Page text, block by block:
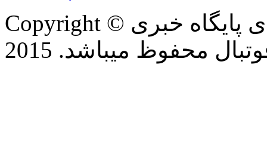
Copyright © تمام حقوق این وب سایت برای پایگاه خبری
محفوظ میباشد. 2015